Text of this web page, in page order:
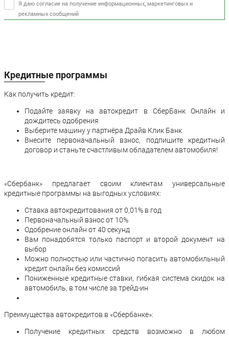
Я даю согласие на получение информационных, маркетинговых и
рекламных сообщений
Кредитные программы
Как получить кредит:
Подайте заявку на автокредит в СберБанк Онлайн и
дождитесь одобрения
Выберите машину у партнёра Драйв Клик Банк
Внесите первоначальный взнос, подпишите кредитный
договор и станьте счастливым обладателем автомобиля!
«Сбербанк» предлагает своим клиентам универсальные
кредитные программы на выгодных условиях:
Ставка автокредитования от 0,01% в год
Первоначальный взнос от 10%
Одобрение онлайн от 40 секунд
Вам понадобятся только паспорт и второй документ на
выбор
Можно полностью или частично погасить автомобильный
кредит онлайн без комиссий
​​​​​​​Пониженные кредитные ставки, гибкая система скидок на
автомобиль, в том числе за трейд-ин
Преимущества автокредитов в «Сбербанке»:
Получение кредитных средств возможно в любом